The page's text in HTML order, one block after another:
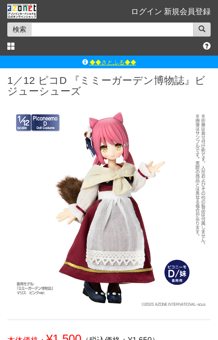
ログイン 新規会員登録
検索
◆◆さとふる◆◆
ｱｿﾞﾝﾚｰﾍﾞﾙｼｮｯﾌﾟ楽天市場店
よくあるご質問（Q&A）
1／12 ピコD 『ミミーガーデン博物誌』ビ
ジューシューズ